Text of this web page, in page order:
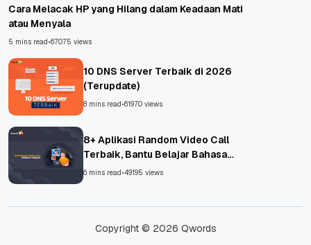
Cara Melacak HP yang Hilang dalam Keadaan Mati
atau Menyala
5 mins read•67075 views
10 DNS Server Terbaik di 2026
(Terupdate)
8 mins read•61970 views
8+ Aplikasi Random Video Call
Terbaik, Bantu Belajar Bahasa
Asing!
6 mins read•49195 views
Copyright © 2026 Qwords